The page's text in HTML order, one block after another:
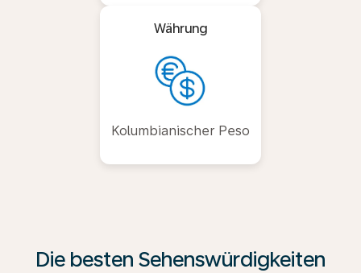
Währung
Kolumbianischer Peso
Die besten Sehenswürdigkeiten